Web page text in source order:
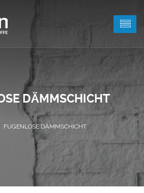
DÄMMSCHICHT
FUGENLOSE DÄMMSCHICHT